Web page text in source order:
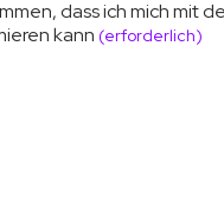
dass ich mich mit
kann (erforderlich)